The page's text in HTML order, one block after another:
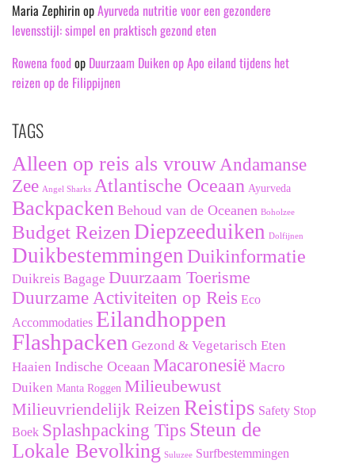
Maria ZephirinopAyurveda nutritie voor een gezondere
levensstijl: simpel en praktisch gezond eten
Rowena foodop Duurzaam Duiken op Apo eiland tijdens het
reizen op de Filippijnen
TAGS
Alleen op reis als vrouwAndamanse
Zee Angel Sharks Atlantische Oceaan Ayurveda
Backpacken Behoud van de Oceanen Boholzee
Budget Reizen Diepzeeduiken Dolfijnen
DuikbestemmingenDuikinformatie
Duikreis Bagage Duurzaam Toerisme
Duurzame Activiteiten op Reis Eco
Accommodaties Eilandhoppen
Flashpacken Gezond & Vegetarisch Eten
Haaien Indische Oceaan Macaronesië Macro
Duiken Manta Roggen Milieubewust
Milieuvriendelijk Reizen Reistips Safety Stop
Boek Splashpacking Tips Steun de
Lokale Bevolking Suluzee Surfbestemmingen